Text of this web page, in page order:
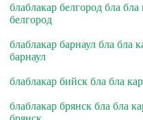
блаблакар белгород бла
белгород
блаблакар барнаул бла бла
барнаул
блаблакар бийск бла бла
блаблакар брянск бла бла